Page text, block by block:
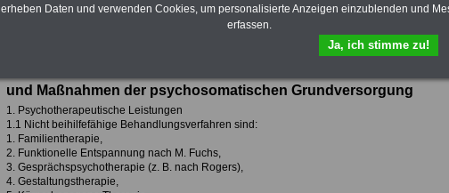
.
Zur Übersicht der Beihilfenverordnung des Landes Schleswig-Holstein:
und Maßnahmen der psychosomatischen Grundversorgung
1. Psychotherapeutische Leistungen
1.1 Nicht beihilfefähige Behandlungsverfahren sind:
1. Familientherapie,
2. Funktionelle Entspannung nach M. Fuchs,
3. Gesprächspsychotherapie (z. B. nach Rogers),
4. Gestaltungstherapie,
erheben Daten und verwenden Cookies, um personalisierte Anzeigen einzublenden und
erfassen.
Ja, ich stimme zu!